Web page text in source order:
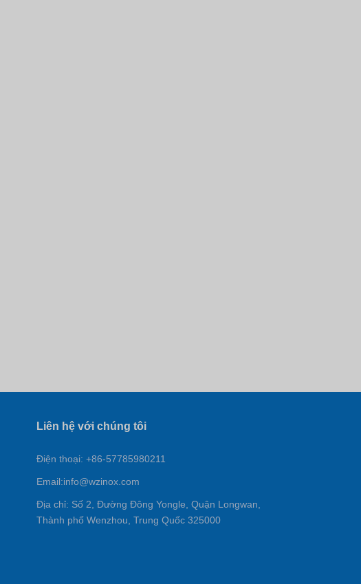
Liên hệ với chúng tôi
Điện thoại: +86-57785980211
Email:info@wzinox.com
Địa chỉ: Số 2, Đường Đông Yongle, Quận Longwan,
Thành phố Wenzhou, Trung Quốc 325000